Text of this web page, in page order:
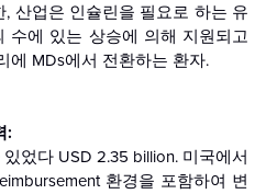
산업은 인슐린을 필요로 하는 유
수에 있는 상승에 의해 지원되고
에 MDs에서 전환하는 환자.
:
었다 USD 2.35 billion. 미국에서
환경을 포함하여 변